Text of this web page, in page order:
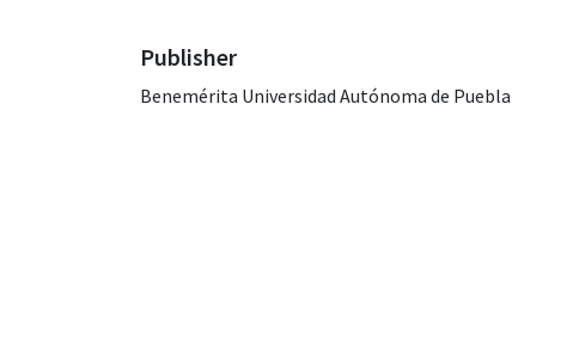
Publisher
Benemérita Universidad Autónoma de Puebla